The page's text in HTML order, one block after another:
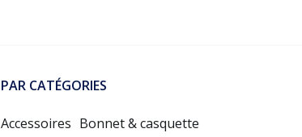
PAR CATÉGORIES
Accessoires Bonnet & casquette